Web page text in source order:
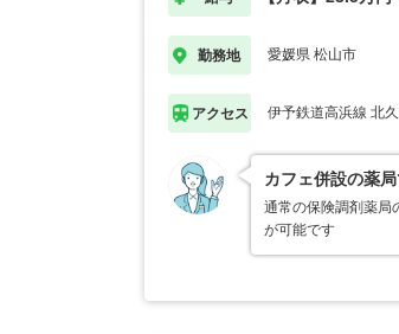
勤務地 愛媛県 松山市
アクセス 伊予鉄道高浜線 北
カフェ併設の薬
通常の保険調剤薬局
が可能です